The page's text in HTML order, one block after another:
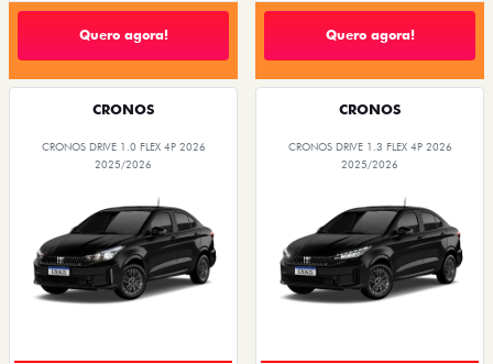
Quero agora! Quero agora!
CRONOS
CRONOS DRIVE 1.0 FLEX 4P 2026
2025/2026
CRONOS
CRONOS DRIVE 1.3 FLEX 4P 2026
2025/2026